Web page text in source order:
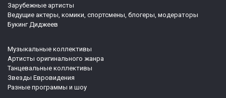
Зарубежные артисты
Ведущие актеры, комики, спортсмены, блогеры, модераторы
Букинг Диджеев
Музыкальные коллективы
Артисты оригинального жанра
Танцевальные коллективы
Звезды Евровидения
Разные программы и шоу